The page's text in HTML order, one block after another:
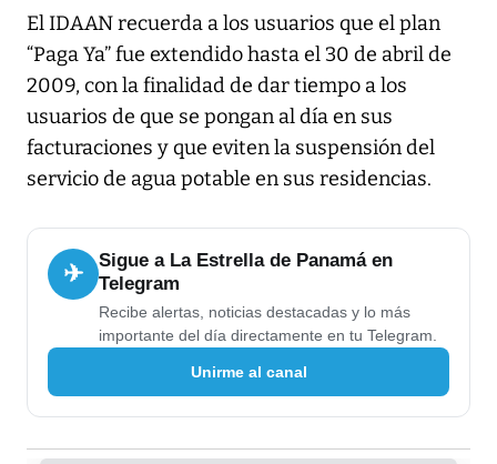
El IDAAN recuerda a los usuarios que el plan
“Paga Ya” fue extendido hasta el 30 de abril de
2009, con la finalidad de dar tiempo a los
usuarios de que se pongan al día en sus
facturaciones y que eviten la suspensión del
servicio de agua potable en sus residencias.
✈
Sigue a La Estrella de Panamá en
Telegram
Recibe alertas, noticias destacadas y lo más
importante del día directamente en tu Telegram.
Unirme al canal